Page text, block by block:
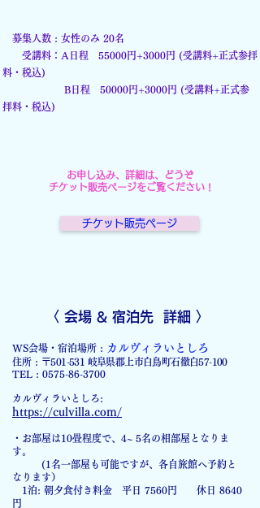
募集人数 : 女性のみ 20名
受講料： A日程 55000円+3000円 (受講料+正式参拝
料 ・税込)
B日程
50000円+3000円 (受講料+正式参
拝料・税込)
お申し込み、詳細は、どうぞ
チケット販売ページをご覧ください !
チケット販売ページ
〈 会場 & 宿泊先 詳細 〉
WS会場・宿泊場所 : カルヴィラいとしろ
住所 : 〒501-531 岐阜県郡上市白鳥町石徹白57-100
TEL : 0575-86-3700
カルヴィラいとしろ:
https://culvilla.com/
・お部屋は10畳程度で、4~ 5名の相部屋となりま
す。
(1名一部屋も可能ですが、各自旅館へ予約と
なります）
1泊: 朝夕食付き料金 平日 7560円 休日 8640
円